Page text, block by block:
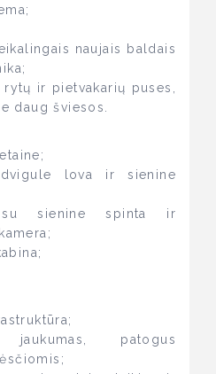
naujais baldais
ir pietvakarių puses,
daug šviesos.
lova ir sienine
su sienine spinta ir
patogus